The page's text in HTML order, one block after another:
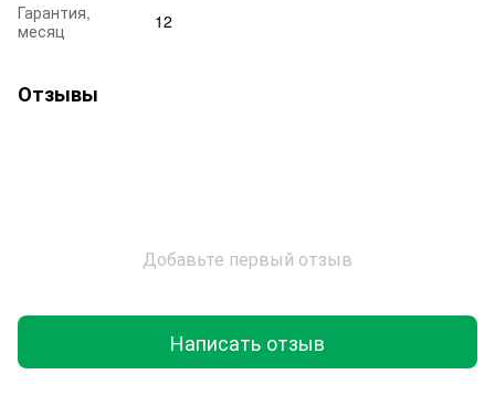
Гарантия,
месяц
12
Отзывы
Добавьте первый отзыв
Написать отзыв